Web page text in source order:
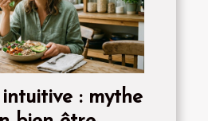
: mythe